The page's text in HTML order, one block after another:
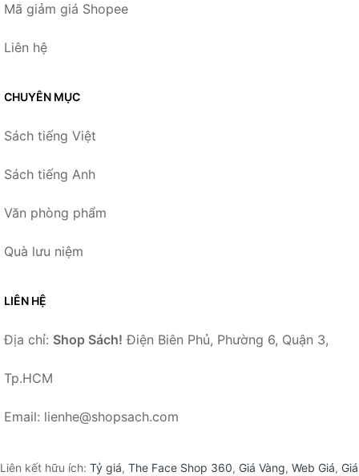
Mã giảm giá Shopee
Liên hệ
CHUYÊN MỤC
Sách tiếng Việt
Sách tiếng Anh
Văn phòng phẩm
Quà lưu niệm
LIÊN HỆ
Địa chỉ: Shop Sách! Điện Biên Phủ, Phường 6, Quận 3,
Tp.HCM
Email: lienhe@shopsach.com
Liên kết hữu ích: Tỷ giá, The Face Shop 360, Giá Vàng, Web Giá, Giá